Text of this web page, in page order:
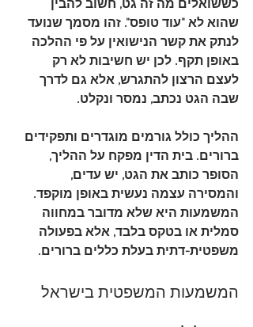
כששואלים מה זה גט, חשוב להבין
שהוא לא "עוד טופס". זהו מסמך שנועד
לנתק את קשר הנישואין על פי ההלכה
באופן תקף. לכן יש חשיבות לא רק
לעצם הרצון להתגרש, אלא גם לדרך
שבה הגט נכתב, נמסר ונקלט.
ההליך כולל גורמים מוגדרים ותפקידים
ברורים. בית הדין מפקח על ההליך,
הסופר כותב את הגט, יש עדים,
והמסירה עצמה נעשית באופן מוקפד.
המשמעות היא שלא מדובר במחווה
סמלית או בטקס בלבד, אלא בפעולה
משפטית-דתית בעלת כללים ברורים.
המשמעות המשפטית בישראל